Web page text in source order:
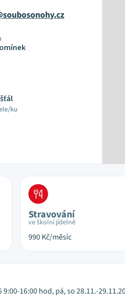
ku
Stravování
ve školní jídelně
990Kč/měsíc
16:00 hod, pá, so 28.11.-